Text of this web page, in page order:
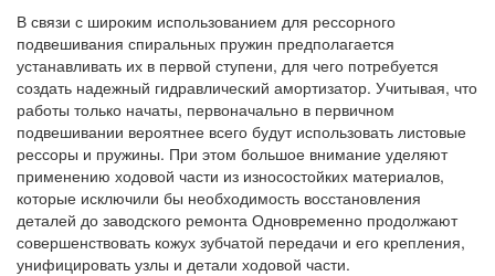
В связи с широким использованием для рессорного
подвешивания спиральных пружин предполагается
устанавливать их в первой ступени, для чего потребуется
создать надежный гидравлический амортизатор. Учитывая, что
работы только начаты, первоначально в первичном
подвешивании вероятнее всего будут использовать листовые
рессоры и пружины. При этом большое внимание уделяют
применению ходовой части из износостойких материалов,
которые исключили бы необходимость восстановления
деталей до заводского ремонта Одновременно продолжают
совершенствовать кожух зубчатой передачи и его крепления,
унифицировать узлы и детали ходовой части.